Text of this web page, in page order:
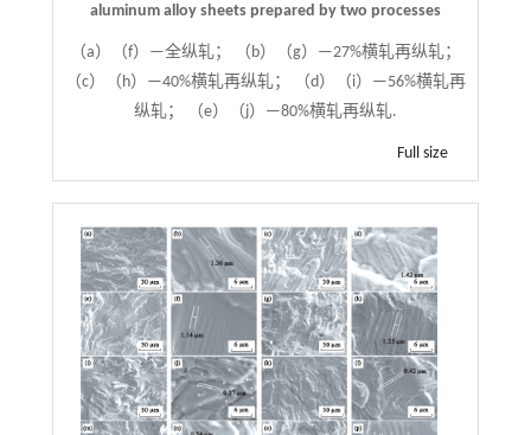
aluminum alloy sheets prepared by two processes
（a）（f）—全纵轧； （b）（g）—27%横轧再纵轧；
（c）（h）—40%横轧再纵轧； （d）（i）—56%横轧再
纵轧； （e）（j）—80%横轧再纵轧.
Full size